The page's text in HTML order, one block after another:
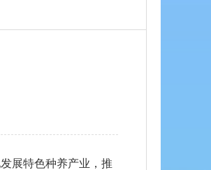
展特色种养产业，推